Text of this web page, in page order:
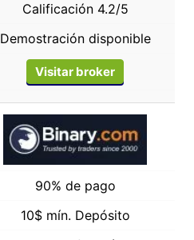
Calificación 4.2/5
Demostración disponible
Visitar broker
90% de pago
10$ mín. Depósito